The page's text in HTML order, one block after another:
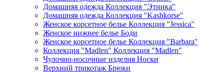
Домашняя одежда Коллекция "Этника"
Домашняя одежда Коллекция "Kashkorse"
Женское корсетное белье Коллекция "Jessica"
Женское нижнее белье Боди
Женское корсетное белье Коллекция "Barbara"
Коллекция "Madlen" Коллекция "Madlen"
Чулочно-носочные изделия Носки
Верхний трикотаж Брюки